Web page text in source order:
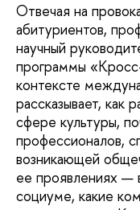
Отвечая на
абитуриентов,
научный
программы
контексте
рассказывает, как
сфере культуры,
профессионалов,
возникающей
ее проявлениях —
социуме, какие